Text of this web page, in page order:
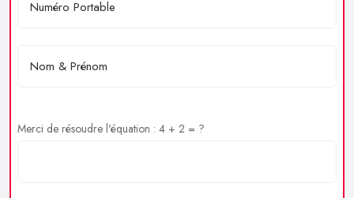
Merci de résoudre l'équation : 4 + 2 = ?